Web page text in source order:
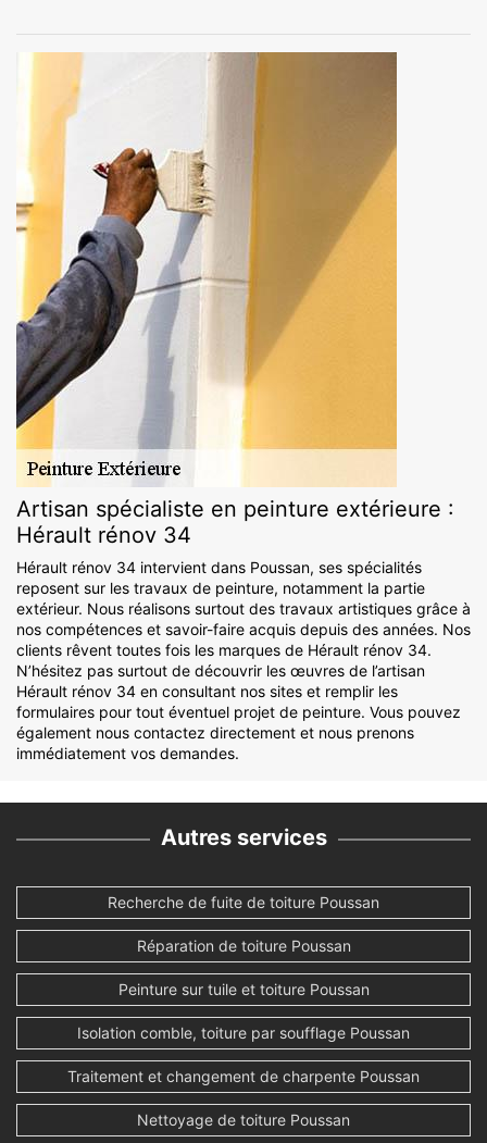
Artisan spécialiste en peinture extérieure :
Hérault rénov 34
Hérault rénov 34 intervient dans Poussan, ses spécialités
reposent sur les travaux de peinture, notamment la partie
extérieur. Nous réalisons surtout des travaux artistiques grâce à
nos compétences et savoir-faire acquis depuis des années. Nos
clients rêvent toutes fois les marques de Hérault rénov 34.
N’hésitez pas surtout de découvrir les œuvres de l’artisan
Hérault rénov 34 en consultant nos sites et remplir les
formulaires pour tout éventuel projet de peinture. Vous pouvez
également nous contactez directement et nous prenons
immédiatement vos demandes.
Autres services
Recherche de fuite de toiture Poussan
Réparation de toiture Poussan
Peinture sur tuile et toiture Poussan
Isolation comble, toiture par soufflage Poussan
Traitement et changement de charpente Poussan
Nettoyage de toiture Poussan